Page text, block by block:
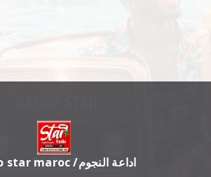
Radio star maroc /اداعة النجوم